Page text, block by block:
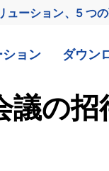
ーション、5 つ
ョン ダウン
の招